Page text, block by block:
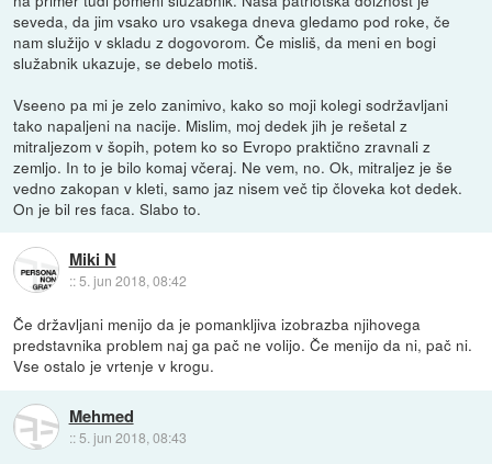
seveda, da jim vsako uro vsakega dneva gledamo pod roke, če
nam služijo v skladu z dogovorom. Če misliš, da meni en bogi
služabnik ukazuje, se debelo motiš.
Vseeno pa mi je zelo zanimivo, kako so moji kolegi sodržavljani
tako napaljeni na nacije. Mislim, moj dedek jih je rešetal z
mitraljezom v šopih, potem ko so Evropo praktično zravnali z
zemljo. In to je bilo komaj včeraj. Ne vem, no. Ok, mitraljez je še
vedno zakopan v kleti, samo jaz nisem več tip človeka kot dedek.
On je bil res faca. Slabo to.
Miki N
::5. jun 2018, 08:42
Če državljani menijo da je pomankljiva izobrazba njihovega
predstavnika problem naj ga pač ne volijo. Če menijo da ni, pač ni.
Vse ostalo je vrtenje v krogu.
Mehmed
:: 5. jun 2018, 08:43